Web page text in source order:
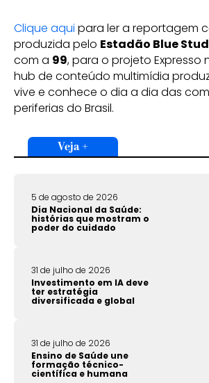
Clique aqui para ler a reportagem
produzida pelo Estadão Blue
com a 99, para o projeto Expresso
hub de conteúdo multimídia
vive e conhece o dia a dia das
periferias do Brasil.
Veja +
5 de agosto de 2026
Dia Nacional da Saúde:
histórias que mostram o
poder do cuidado
31 de julho de 2026
Investimento em IA deve
ter estratégia
diversificada e global
31 de julho de 2026
Ensino de Saúde une
formação técnico-
científica e humana